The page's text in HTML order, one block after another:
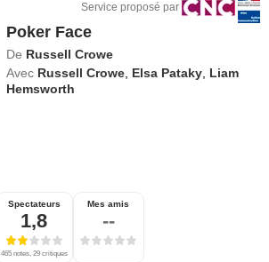
Service proposé par
Poker Face
De Russell Crowe
Avec Russell Crowe Elsa Pataky Liam
Hemsworth
Spectateurs
1,8
465 notes, 29 critiques
Mes amis
--